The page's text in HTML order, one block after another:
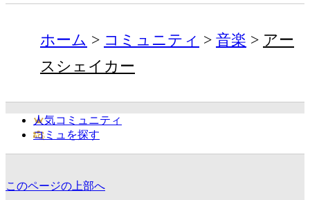
ホーム コミュニティ 音楽
アー
スシェイカー
人気コミュニティ
コミュを探す
このページの上部へ